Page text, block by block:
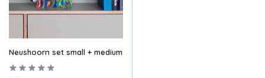
Neushoorn set small + medium